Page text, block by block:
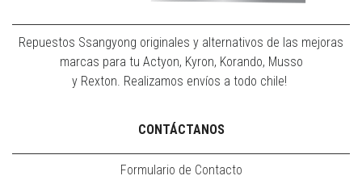
Repuestos Ssangyong originales y alternativos de las mejoras
marcas para tu Actyon, Kyron, Korando, Musso
y Rexton. Realizamos envíos a todo chile!
CONTÁCTANOS
Formulario de Contacto